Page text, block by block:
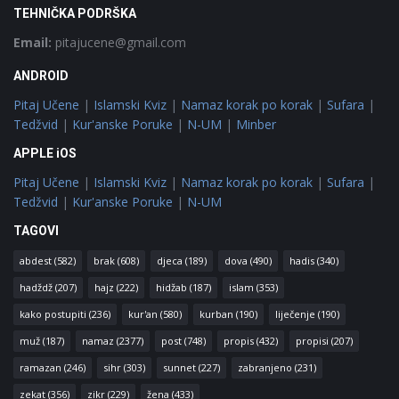
TEHNIČKA PODRŠKA
Email: pitajucene@gmail.com
ANDROID
Pitaj Učene | Islamski Kviz | Namaz korak po korak | Sufara |
Tedžvid | Kur'anske Poruke | N-UM | Minber
APPLE iOS
Pitaj Učene | Islamski Kviz | Namaz korak po korak | Sufara |
Tedžvid | Kur'anske Poruke | N-UM
TAGOVI
abdest (582) brak (608) djeca (189) dova (490) hadis (340)
hadždž (207) hajz (222) hidžab (187) islam (353)
kako postupiti (236) kur'an (580) kurban (190) liječenje (190)
muž (187) namaz (2377) post (748) propis (432) propisi (207)
ramazan (246) sihr (303) sunnet (227) zabranjeno (231)
zekat (356) zikr (229) žena (433)